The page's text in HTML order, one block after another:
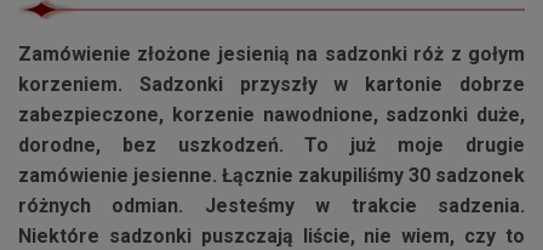
Zamówienie złożone jesienią na sadzonki róż z gołym
korzeniem. Sadzonki przyszły w kartonie dobrze
zabezpieczone, korzenie nawodnione, sadzonki duże,
dorodne, bez uszkodzeń. To już moje drugie
zamówienie jesienne. Łącznie zakupiliśmy 30 sadzonek
różnych odmian. Jesteśmy w trakcie sadzenia.
Niektóre sadzonki puszczają liście, nie wiem, czy to